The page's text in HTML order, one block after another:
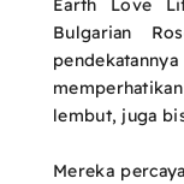
Earth Love
Bulgarian
lembut, juga
Mereka